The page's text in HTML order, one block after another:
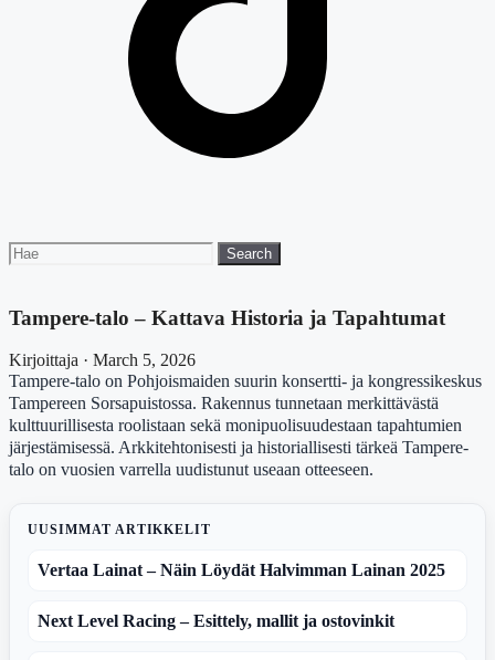
Search
for:
Search
Tampere-talo – Kattava Historia ja Tapahtumat
Kirjoittaja · March 5, 2026
Tampere-talo on Pohjoismaiden suurin konsertti- ja kongressikeskus
Tampereen Sorsapuistossa. Rakennus tunnetaan merkittävästä
kulttuurillisesta roolistaan sekä monipuolisuudestaan tapahtumien
järjestämisessä. Arkkitehtonisesti ja historiallisesti tärkeä Tampere-
talo on vuosien varrella uudistunut useaan otteeseen.
UUSIMMAT ARTIKKELIT
Vertaa Lainat – Näin Löydät Halvimman Lainan 2025
Next Level Racing – Esittely, mallit ja ostovinkit